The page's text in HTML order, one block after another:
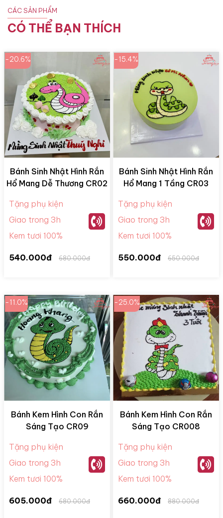
CÁC SẢN PHẨM
CÓ THỂ BẠN THÍCH
-20.6%
Bánh Sinh Nhật Hình Rắn
Hổ Mang Dễ Thương CR02
Tặng phụ kiện
Giao trong 3h
Kem tươi 100%
540.000đ 680.000đ
-15.4%
Bánh Sinh Nhật Hình Rắn
Hổ Mang 1 Tầng CR03
Tặng phụ kiện
Giao trong 3h
Kem tươi 100%
550.000đ 650.000đ
-11.0%
Bánh Kem Hình Con Rắn
Sáng Tạo CR09
Tặng phụ kiện
Giao trong 3h
Kem tươi 100%
605.000đ 680.000đ
-25.0%
Bánh Kem Hình Con Rắn
Sáng Tạo CR008
Tặng phụ kiện
Giao trong 3h
Kem tươi 100%
660.000đ 880.000đ